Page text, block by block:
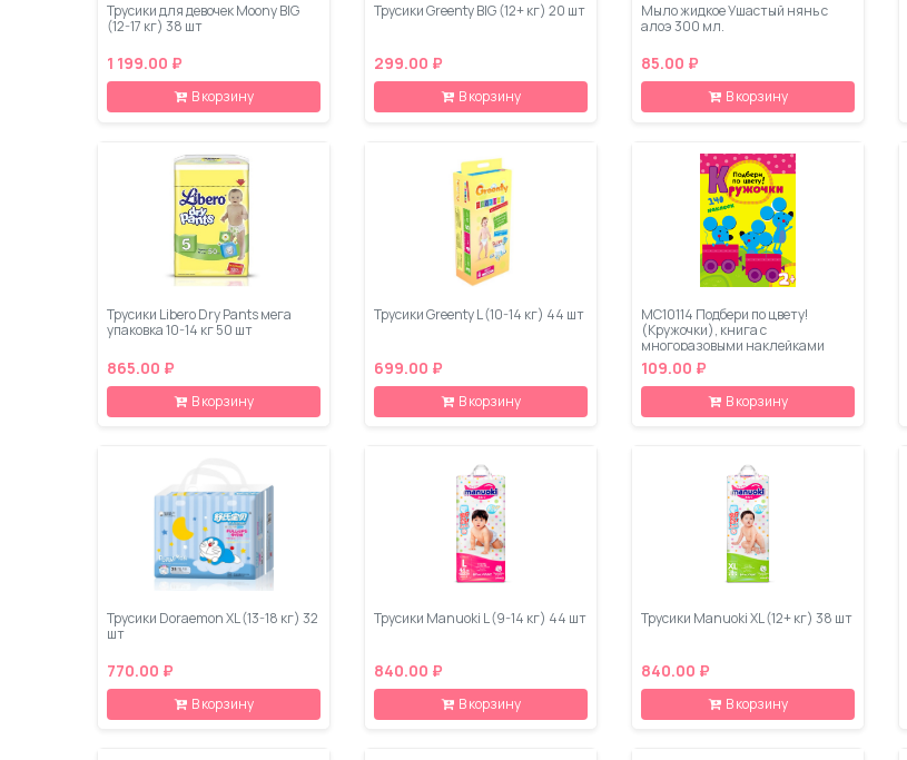
Трусики для девочек Moony BIG
(12-17 кг) 38 шт
1 199.00 ₽
В корзину
Трусики Greenty BIG (12+ кг) 20 шт
299.00 ₽
В корзину
Мыло жидкое Ушастый нянь с
алоэ 300 мл.
85.00 ₽
В корзину
Трусики Libero Dry Pants мега
упаковка 10-14 кг 50 шт
865.00 ₽
В корзину
Трусики Greenty L (10-14 кг) 44 шт
699.00 ₽
В корзину
МС10114 Подбери по цвету!
(Кружочки), книга с
многоразовыми наклейками
109.00 ₽
В корзину
Трусики Doraemon XL (13-18 кг) 32
шт
770.00 ₽
В корзину
Трусики Manuoki L (9-14 кг) 44 шт
840.00 ₽
В корзину
Трусики Manuoki XL (12+ кг) 38 шт
840.00 ₽
В корзину